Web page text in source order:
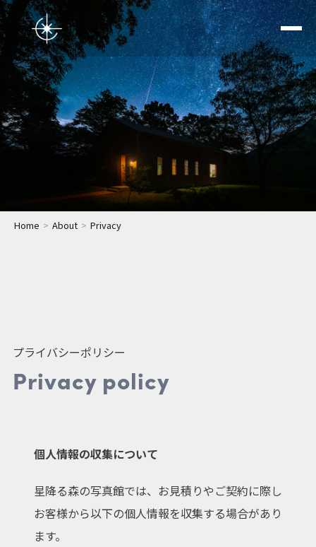
トップページ
成人式
Home About Privacy
プライバシーポリシー
Privacy policy
個人情報の収集について
星降る森の写真館では、お見積りやご契約に際し
お客様から以下の個人情報を収集する場合があり
ます。